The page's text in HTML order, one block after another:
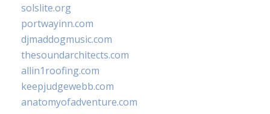
solslite.org
portwayinn.com
djmaddogmusic.com
thesoundarchitects.com
allin1roofing.com
keepjudgewebb.com
anatomyofadventure.com